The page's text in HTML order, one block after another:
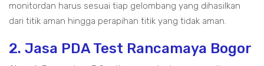
monitordan harus sesuai tiap gelombang yang dihasilkan
dari titik aman hingga perapihan titik yang tidak aman.
2. Jasa PDA Test Rancamaya Bogor